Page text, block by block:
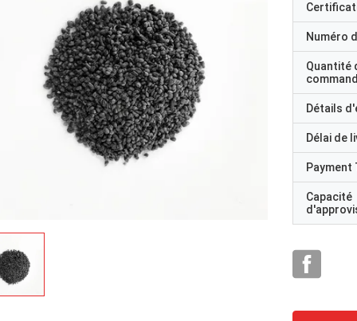
Numéro
Quantité
Détails
Délai de
Payment
Capacité